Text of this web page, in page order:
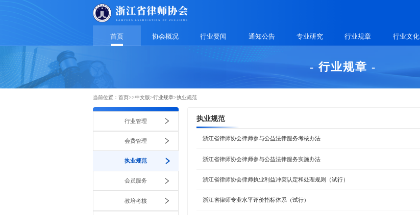
首页 协会概况 行业要闻 通知公告 专业研究 行业规章 行业文化
- 行业规章 -
当前位置： 首页>>中文版>行业规章>执业规范
行业管理
会费管理
执业规范
会员服务
教培考核
执业规范
浙江省律师协会律师参与公益法律服务考核办法
浙江省律师协会律师参与公益法律服务实施办法
浙江省律师协会律师执业利益冲突认定和处理规则（试行）
浙江省律师专业水平评价指标体系（试行）